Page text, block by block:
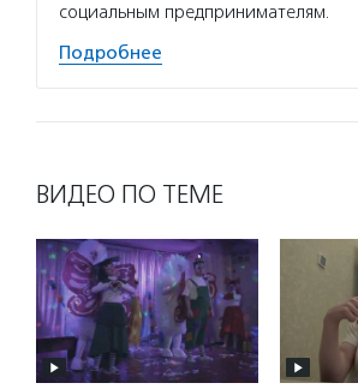
социальным предпринимателям.
Подробнее
ВИДЕО ПО ТЕМЕ